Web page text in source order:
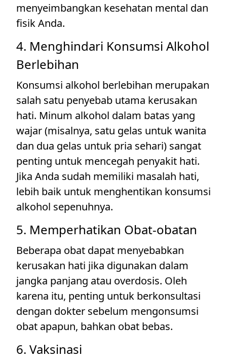
menyeimbangkan kesehatan mental dan
fisik Anda.
4. Menghindari Konsumsi Alkohol
Berlebihan
Konsumsi alkohol berlebihan merupakan
salah satu penyebab utama kerusakan
hati. Minum alkohol dalam batas yang
wajar (misalnya, satu gelas untuk wanita
dan dua gelas untuk pria sehari) sangat
penting untuk mencegah penyakit hati.
Jika Anda sudah memiliki masalah hati,
lebih baik untuk menghentikan konsumsi
alkohol sepenuhnya.
5. Memperhatikan Obat-obatan
Beberapa obat dapat menyebabkan
kerusakan hati jika digunakan dalam
jangka panjang atau overdosis. Oleh
karena itu, penting untuk berkonsultasi
dengan dokter sebelum mengonsumsi
obat apapun, bahkan obat bebas.
6. Vaksinasi